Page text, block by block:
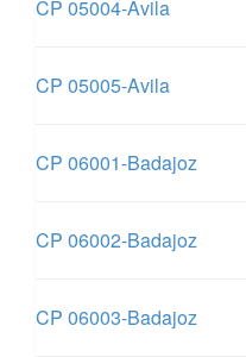
CP 05004-Avila
CP 05005-Avila
CP 06001-Badajoz
CP 06002-Badajoz
CP 06003-Badajoz